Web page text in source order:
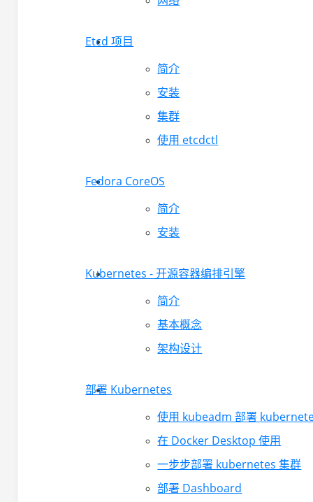
Etcd 项目
简介
安装
集群
使用 etcdctl
Fedora CoreOS
简介
安装
Kubernetes - 开源容器编排引擎
简介
基本概念
架构设计
部署 Kubernetes
使用 kubeadm 部署
在 Docker Desktop 使用
一步步部署 kubernetes 集群
部署 Dashboard